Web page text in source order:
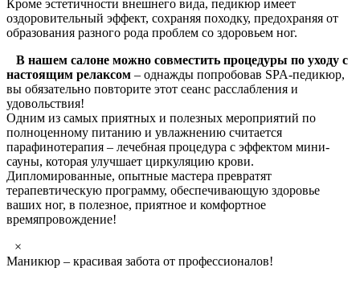
Кроме эстетичности внешнего вида, педикюр имеет
оздоровительный эффект, сохраняя походку, предохраняя от
образования разного рода проблем со здоровьем ног.
В нашем салоне можно совместить процедуры по уходу с
настоящим релаксом – однажды попробовав SPA-педикюр,
вы обязательно повторите этот сеанс расслабления и
удовольствия!
Одним из самых приятных и полезных мероприятий по
полноценному питанию и увлажнению считается
парафинотерапия – лечебная процедура с эффектом мини-
сауны, которая улучшает циркуляцию крови.
Дипломированные, опытные мастера превратят
терапевтическую программу, обеспечивающую здоровье
ваших ног, в полезное, приятное и комфортное
времяпровождение!
×
Маникюр – красивая забота от профессионалов!